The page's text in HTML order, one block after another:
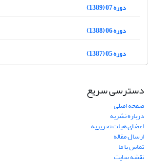
دوره 07 (1389)
دوره 06 (1388)
دوره 05 (1387)
دسترسی سریع
صفحه اصلی
درباره نشریه
اعضای هیات تحریریه
ارسال مقاله
تماس با ما
نقشه سایت